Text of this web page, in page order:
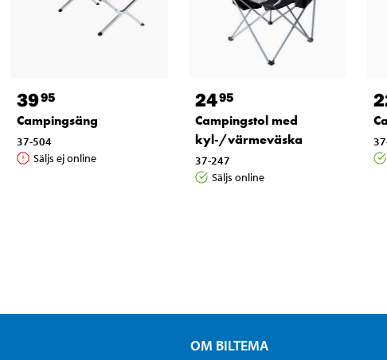
3995
Campingsäng
37-504
Säljs ej online
2495
Campingstol med
kyl-/värmeväska
37-247
Säljs online
OM BILTEMA